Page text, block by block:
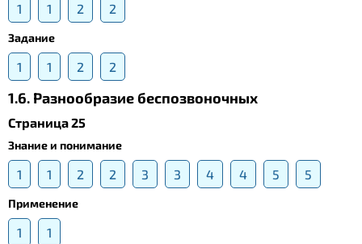
1 1 2 2
Задание
1 1 2 2
1.6. Разнообразие беспозвоночных
Страница 25
Знание и понимание
1 1 2 2 3 3 4 4 5 5
Применение
1 1